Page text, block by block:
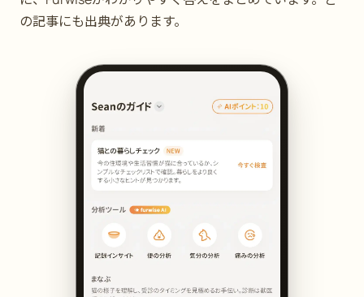
の記事にも出典があります。